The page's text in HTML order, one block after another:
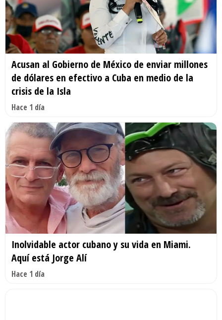
Acusan al Gobierno de México de enviar millones
de dólares en efectivo a Cuba en medio de la
crisis de la Isla
Hace 1 día
Inolvidable actor cubano y su vida en Miami.
Aquí está Jorge Alí
Hace 1 día